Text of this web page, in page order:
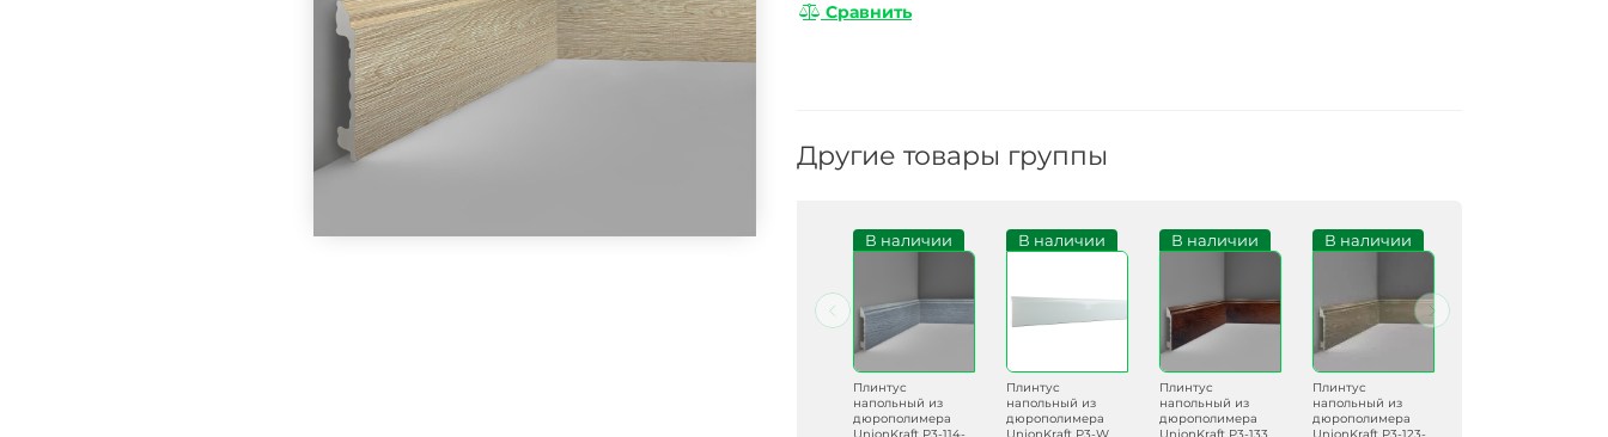
Сравнить
Другие товары группы
В наличии В наличии В наличии В наличии В наличии
Плинтус
напольный из
дюрополимера
В наличии
Плинтус
напольный из
дюрополимера
В наличии
Плинтус
напольный из
дюрополимера
В наличии
Плинтус
напольный из
дюрополимера